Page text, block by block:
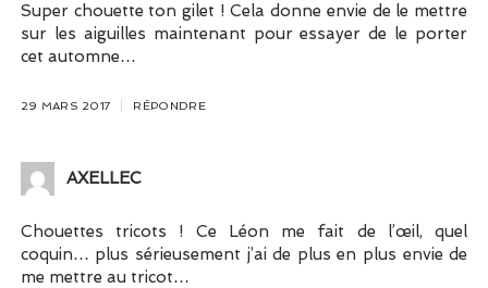
Super chouette ton gilet ! Cela donne envie de le mettre
sur les aiguilles maintenant pour essayer de le porter
cet automne…
29 MARS 2017 RÉPONDRE
AXELLEC
Chouettes tricots ! Ce Léon me fait de l’œil, quel
coquin… plus sérieusement j’ai de plus en plus envie de
me mettre au tricot…